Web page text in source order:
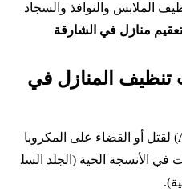
الملابس والنوافذ والسجاد
منازل في الشارقة
المنازل في
) لقتل أو القضاء على المكروبا
الأنسجة الحية (الجلد السل